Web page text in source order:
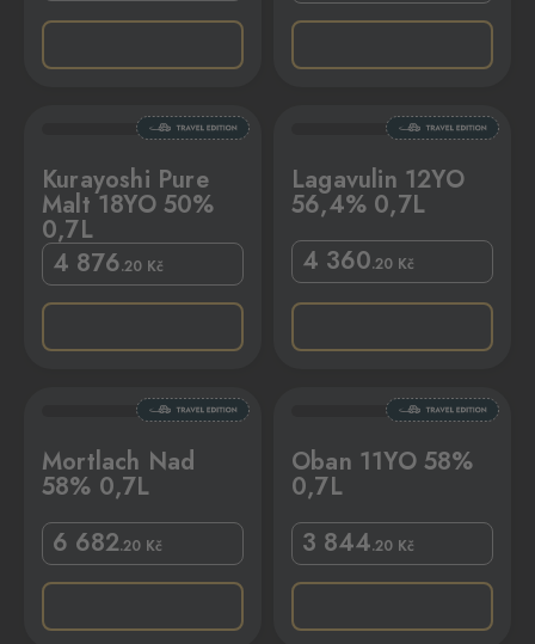
Kurayoshi Pure
Malt 18YO 50%
0,7L
4 876.20 Kč
Lagavulin 12YO
56,4% 0,7L
4 360.20 Kč
Lagavulin 12YO 56,4% 0,7L
Mortlach Nad
58% 0,7L
6 682.20 Kč
Oban 11YO 58%
0,7L
3 844.20 Kč
Oban 11YO 58% 0,7L